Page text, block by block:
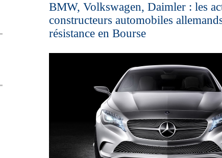
BMW, Volkswagen, Daimler : les
constructeurs automobiles
résistance en Bourse